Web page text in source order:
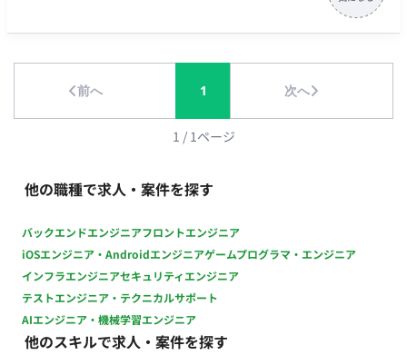
態：正社員（または契約社員、臨時社員 ※いずれも正社員への
暇（初年度10日）、アニバーサリー休暇、永年勤続休暇、慶弔
休暇、転勤休暇、ストック休暇、結婚休暇、出産休暇、産前産
後の通院休暇、育児休業、介護休業 (年間休日120日以上) リモ
どを取り入れ） 転籍・出向：確認中 勤務地(雇入直後) 札幌本
社または 新横浜オフィス ☆勤務地(変更の範囲) 会社の定める場
外労働：有 年収：300～700万円 ■賃金形態：月給制 ■派遣期間
時時給：現在の年収考慮 ■月額：現在の年収考慮 ■年収：現在の
年収考慮 キャリア・スキル・希望を考慮の上決定 時間超過分は
別途支給（時間外手当あり） 昇給：年1回 賞与：年2回（6月・
12月） 加入保険：社会保険完備（健康保険、厚生年金保険、雇
用保険、労災保険） 受動喫煙対策：あり ■福利厚生・待遇 ・通
前へ 1 次へ
1 / 1ページ
他の職種で求人・案件を探す
バックエンドエンジニアフロントエンジニア
iOSエンジニア・Androidエンジニアゲームプログラマ・エンジニア
インフラエンジニアセキュリティエンジニア
テストエンジニア・テクニカルサポート
AIエンジニア・機械学習エンジニア
他のスキルで求人・案件を探す